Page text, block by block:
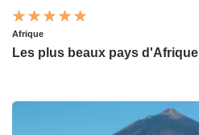
Afrique
Les plus beaux pays d'Afrique